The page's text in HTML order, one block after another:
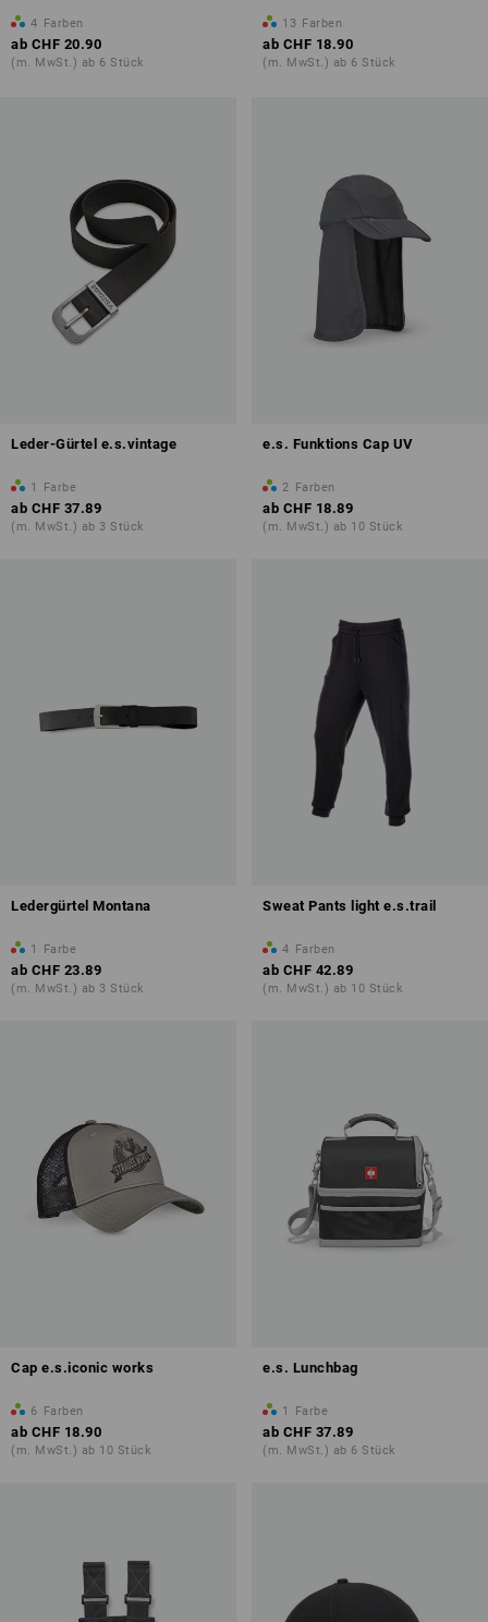
4 Farben
ab CHF 20.90
(m. MwSt.) ab 6 Stück
13 Farben
ab CHF 18.90
(m. MwSt.) ab 6 Stück
Leder-Gürtel e.s.vintage
1 Farbe
ab CHF 37.89
(m. MwSt.) ab 3 Stück
e.s. Funktions Cap UV
2 Farben
ab CHF 18.89
(m. MwSt.) ab 10 Stück
Ledergürtel Montana
1 Farbe
ab CHF 23.89
(m. MwSt.) ab 3 Stück
Sweat Pants light e.s.trail
4 Farben
ab CHF 42.89
(m. MwSt.) ab 10 Stück
Cap e.s.iconic works
6 Farben
ab CHF 18.90
(m. MwSt.) ab 10 Stück
e.s. Lunchbag
1 Farbe
ab CHF 37.89
(m. MwSt.) ab 6 Stück